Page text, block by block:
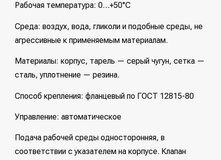
Рабочая температура: 0…+50°С
Среда: воздух, вода, гликоли и подобные среды, не
агрессивные к применяемым материалам.
Материалы: корпус, тарель — серый чугун, сетка —
сталь, уплотнение — резина.
Способ крепления: фланцевый по ГОСТ 12815-80
Управление: автоматическое
Подача рабочей среды односторонняя, в
соответствии с указателем на корпусе. Клапан